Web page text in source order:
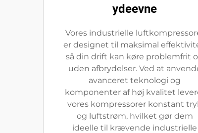
ydeevne
Vores industrielle
er designet til maksimal
så din drift kan køre problemfrit
uden afbrydelser. Ved at
avanceret teknologi og
komponenter af høj kvalitet
vores kompressorer konstant
og luftstrøm, hvilket gør dem
ideelle til krævende industrielle